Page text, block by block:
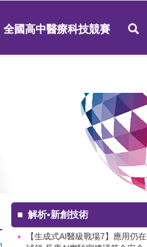
全國高中醫療科技競賽
■ 解析▪新創技術
【生成式AI醫級戰場7】應用仍在